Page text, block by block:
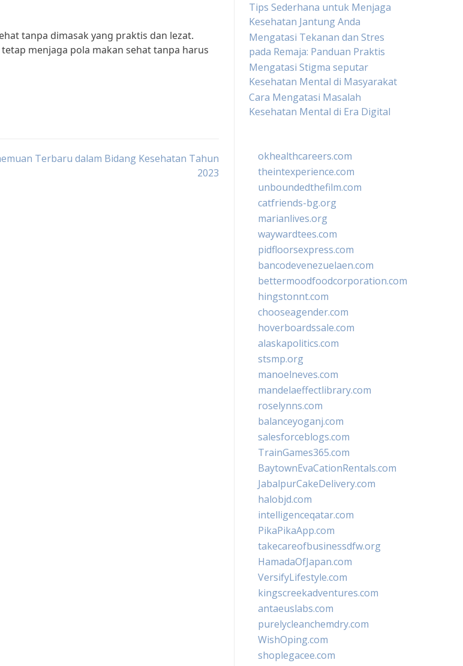
tanpa dimasak yang praktis dan lezat.
menjaga pola makan sehat tanpa harus
Terbaru dalam Bidang Kesehatan Tahun
2023
Tips Sederhana untuk Menjaga
Kesehatan Jantung Anda
Mengatasi Tekanan dan Stres
pada Remaja: Panduan Praktis
Mengatasi Stigma seputar
Kesehatan Mental di Masyarakat
Cara Mengatasi Masalah
Kesehatan Mental di Era Digital
okhealthcareers.com
theintexperience.com
unboundedthefilm.com
catfriends-bg.org
marianlives.org
waywardtees.com
pidfloorsexpress.com
bancodevenezuelaen.com
bettermoodfoodcorporation.com
hingstonnt.com
chooseagender.com
hoverboardssale.com
alaskapolitics.com
stsmp.org
manoelneves.com
mandelaeffectlibrary.com
roselynns.com
balanceyoganj.com
salesforceblogs.com
TrainGames365.com
BaytownEvaCationRentals.com
JabalpurCakeDelivery.com
halobjd.com
intelligenceqatar.com
PikaPikaApp.com
takecareofbusinessdfw.org
HamadaOfJapan.com
VersifyLifestyle.com
kingscreekadventures.com
antaeuslabs.com
purelycleanchemdry.com
WishOping.com
shoplegacee.com